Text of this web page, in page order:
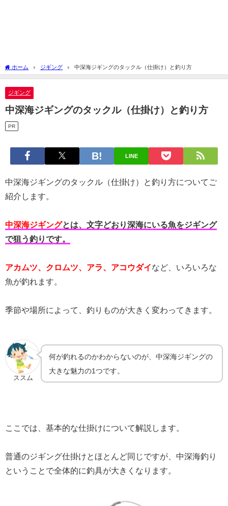
ホーム ジギング 中深海ジギングのタックル（仕掛け）と釣り方
ジギング
中深海ジギングのタックル（仕掛け）と釣り方
PR
LINE
中深海ジギングのタックル（仕掛け）と釣り方についてご
紹介します。
中深海ジギングとは、文字どおり深海にいる魚をジギング
で狙う釣りです。
アカムツ、クロムツ、アラ、アコウダイなど、いろいろな
魚が釣れます。
季節や場所によって、釣りものが大きく変わってきます。
ススム
何が釣れるのかわからないのが、中深海ジギングの
大きな魅力の1つです。
ここでは、基本的な仕掛けについて解説します。
普通のジギング仕掛けとほとんど同じですが、中深海釣り
ということで全体的に釣具が大きくなります。